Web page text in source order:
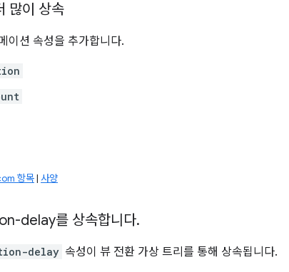
많이 상속
이션 속성을 추가합니다.
항목| 사양
delay를 상속합니다.
delay 속성이 뷰 전환 가상 트리를 통해 상속됩니다.